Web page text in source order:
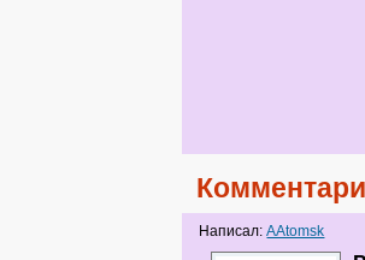
Написал:AAtomsk